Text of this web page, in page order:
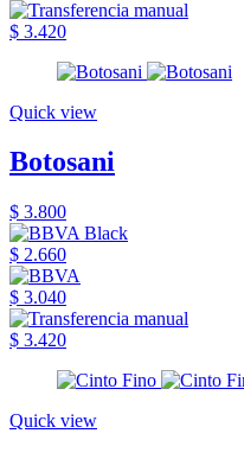
$ 3.420
Quick view
Botosani
$ 3.800
$ 2.660
$ 3.040
$ 3.420
Quick view